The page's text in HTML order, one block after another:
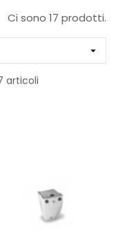
Ci sono 17 prodotti.

articoli